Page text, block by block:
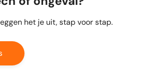
het je uit, stap voor stap.